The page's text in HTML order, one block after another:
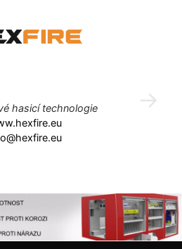
hasicí technologie